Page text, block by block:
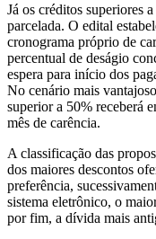
Já os créditos superiores
parcelada. O edital
cronograma próprio de
percentual de deságio
espera para início dos
No cenário mais
superior a 50% receberá
mês de carência.
A classificação das
dos maiores descontos
preferência,
sistema eletrônico, o
por fim, a dívida mais